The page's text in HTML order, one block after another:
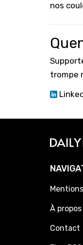
nos
trompe
À propos
Contact